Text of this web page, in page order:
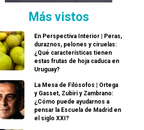
Más vistos
En Perspectiva Interior | Peras,
duraznos, pelones y ciruelas:
¿Qué características tienen
estas frutas de hoja caduca en
Uruguay?
La Mesa de Filósofos | Ortega
y Gasset, Zubiri y Zambrano:
¿Cómo puede ayudarnos a
pensar la Escuela de Madrid en
el siglo XXI?